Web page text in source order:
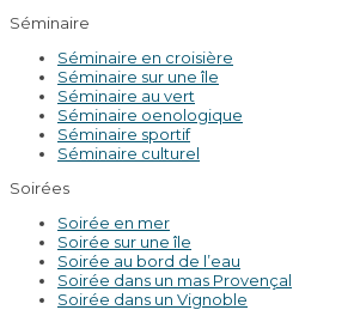
Séminaire
Séminaire en croisière
Séminaire sur une île
Séminaire au vert
Séminaire oenologique
Séminaire sportif
Séminaire culturel
Soirées
Soirée en mer
Soirée sur une île
Soirée au bord de l’eau
Soirée dans un mas Provençal
Soirée dans un Vignoble